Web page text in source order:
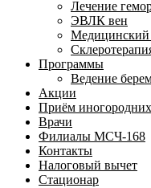
Лечение
ЭВЛК вен
Медицинский
Программы
Ведение
Акции
Приём
Врачи
Филиалы МСЧ-168
Контакты
Налоговый вычет
Стационар